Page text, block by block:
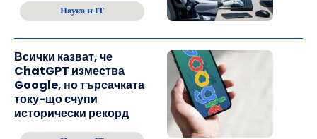
Наука и IT
Всички казват, че
ChatGPT измества
Google, но търсачката
току-що счупи
исторически рекорд